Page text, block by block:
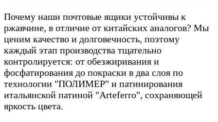
Почему наши почтовые ящики устойчивы к
ржавчине, в отличие от китайских аналогов? Мы
ценим качество и долговечность, поэтому
каждый этап производства тщательно
контролируется: от обезжиривания и
фосфатирования до покраски в два слоя по
технологии "ПОЛИМЕР" и патинирования
итальянской патиной "Arteferro", сохраняющей
яркость цвета.